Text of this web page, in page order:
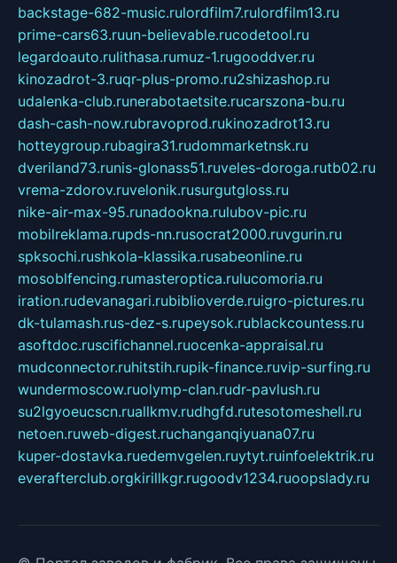
backstage-682-music.rulordfilm7.rulordfilm13.ru
prime-cars63.ruun-believable.rucodetool.ru
legardoauto.rulithasa.rumuz-1.rugooddver.ru
kinozadrot-3.ruqr-plus-promo.ru2shizashop.ru
udalenka-club.runerabotaetsite.rucarszona-bu.ru
dash-cash-now.rubravoprod.rukinozadrot13.ru
hotteygroup.rubagira31.rudommarketnsk.ru
dveriland73.runis-glonass51.ruveles-doroga.rutb02.ru
vrema-zdorov.ruvelonik.rusurgutgloss.ru
nike-air-max-95.runadookna.rulubov-pic.ru
mobilreklama.rupds-nn.rusocrat2000.ruvgurin.ru
spksochi.rushkola-klassika.rusabeonline.ru
mosoblfencing.rumasteroptica.rulucomoria.ru
iration.rudevanagari.rubiblioverde.ruigro-pictures.ru
dk-tulamash.rus-dez-s.rupeysok.rublackcountess.ru
asoftdoc.ruscifichannel.ruocenka-appraisal.ru
mudconnector.ruhitstih.rupik-finance.ruvip-surfing.ru
wundermoscow.ruolymp-clan.rudr-pavlush.ru
su2lgyoeucscn.ruallkmv.rudhgfd.rutesotomeshell.ru
netoen.ruweb-digest.ruchanganqiyuana07.ru
kuper-dostavka.ruedemvgelen.ruytyt.ruinfoelektrik.ru
everafterclub.orgkirillkgr.rugoodv1234.ruoopslady.ru